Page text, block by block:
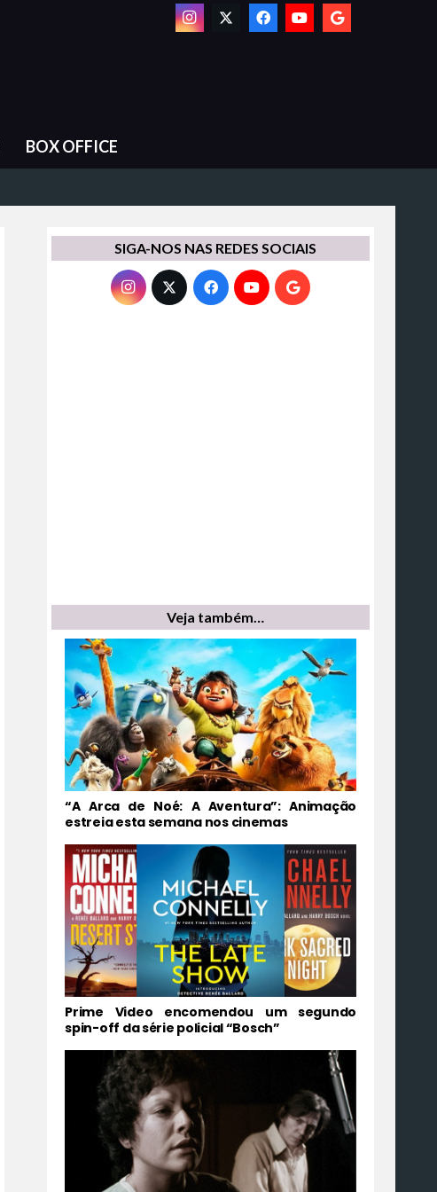
BOX OFFICE
SIGA-NOS NAS REDES SOCIAIS
Veja também…
“A Arca de Noé: A Aventura”: Animação
estreia esta semana nos cinemas
Prime Video encomendou um segundo
spin-off da série policial “Bosch”